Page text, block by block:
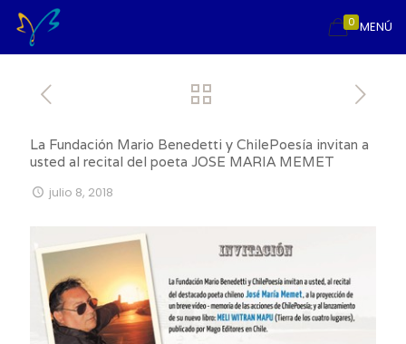
MENÚ
0
La Fundación Mario Benedetti y ChilePoesía invitan a
usted al recital del poeta JOSE MARIA MEMET
julio 8, 2018